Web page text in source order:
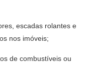
escadas rolantes e
nos imóveis;
de combustíveis ou